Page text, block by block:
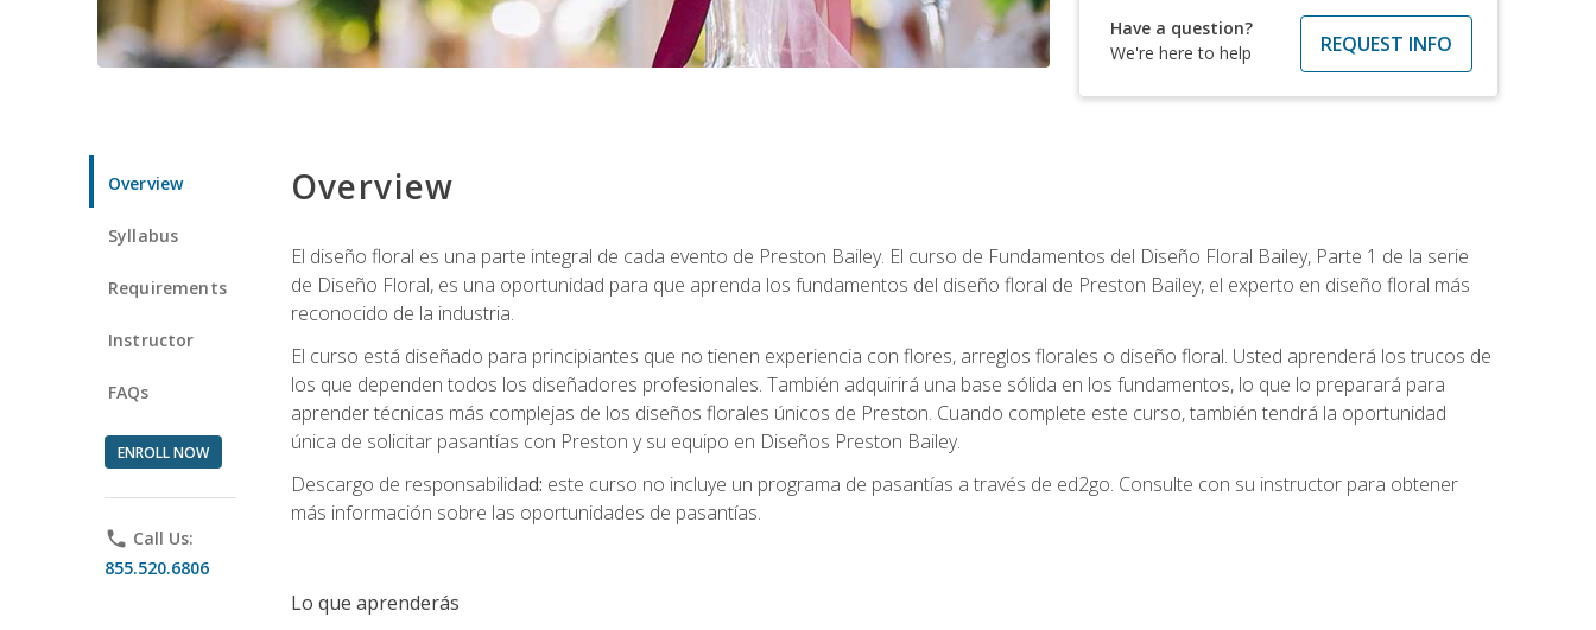
Have a question?
We're here to help
REQUEST INFO
Overview
Syllabus
Requirements
Instructor
FAQs
ENROLL NOW
phone Call Us:
855.520.6806
Overview
El diseño floral es una parte integral de cada evento de Preston Bailey. El curso de Fundamentos del Diseño Floral Bailey, Parte 1 de la serie
de Diseño Floral, es una oportunidad para que aprenda los fundamentos del diseño floral de Preston Bailey, el experto en diseño floral más
reconocido de la industria.
El curso está diseñado para principiantes que no tienen experiencia con flores, arreglos florales o diseño floral. Usted aprenderá los trucos de
los que dependen todos los diseñadores profesionales. También adquirirá una base sólida en los fundamentos, lo que lo preparará para
aprender técnicas más complejas de los diseños florales únicos de Preston. Cuando complete este curso, también tendrá la oportunidad
única de solicitar pasantías con Preston y su equipo en Diseños Preston Bailey.
Descargo de responsabilidad: este curso no incluye un programa de pasantías a través de ed2go. Consulte con su instructor para obtener
más información sobre las oportunidades de pasantías.
Lo que aprenderás